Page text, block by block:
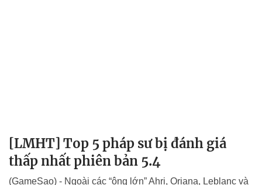
[LMHT] Top 5 pháp sư bị đánh giá
thấp nhất phiên bản 5.4
(GameSao) - Ngoài các “ông lớn” Ahri, Oriana, Leblanc và